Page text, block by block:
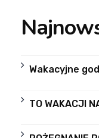
Wakacyjne
TO WAKACJI